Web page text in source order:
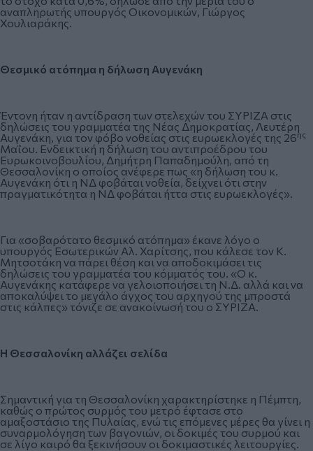
αναπληρωτής υπουργός Οικονομικών, Γιώργος
Χουλιαράκης.
Θεσμικό ατόπημα η δήλωση Αυγενάκη
Έντονη ήταν η αντίδραση των στελεχών του ΣΥΡΙΖΑ στις
δηλώσεις του γραμματέα της Νέας Δημοκρατίας, Λευτέρη
Αυγενάκη, για τον φόβο νοθείας στις ευρωεκλογές της 26ης
Μαΐου. Ενδεικτική η δήλωση του αντιπροέδρου του
Ευρωκοινοβουλίου, Δημήτρη Παπαδημούλη, από τη
Θεσσαλονίκη ο οποίος ανέφερε πως «η δήλωση του κ.
Αυγενάκη ότι η ΝΔ φοβάται νοθεία, δείχνει ότι στην
πραγματικότητα η ΝΔ φοβάται ήττα στις ευρωεκλογές».
Για «σοβαρότατο θεσμικό ατόπημα» έκανε λόγο ο
υπουργός Εσωτερικών Αλ. Χαρίτσης, που κάλεσε τον Κ.
Μητσοτάκη να πάρει θέση και να αποδοκιμάσει τις
δηλώσεις του γραμματέα του κόμματός του. «Ο κ.
Αυγενάκης κατάφερε να γελοιοποιήσει τη Ν.Δ. αλλά και να
αποκαλύψει το μεγάλο άγχος του αρχηγού της μπροστά
στις κάλπες» τόνιζε σε ανακοίνωσή του ο ΣΥΡΙΖΑ.
Η Θεσσαλονίκη αλλάζει σελίδα
Σημαντική για τη Θεσσαλονίκη χαρακτηρίστηκε η Πέμπτη,
καθώς ο πρώτος συρμός του μετρό έφτασε στο
αμαξοστάσιο της Πυλαίας, ενώ τις επόμενες μέρες θα γίνει η
συναρμολόγηση των βαγονιών, οι δοκιμές του συρμού και
σε λίγο καιρό θα ξεκινήσουν οι δοκιμαστικές λειτουργίες.